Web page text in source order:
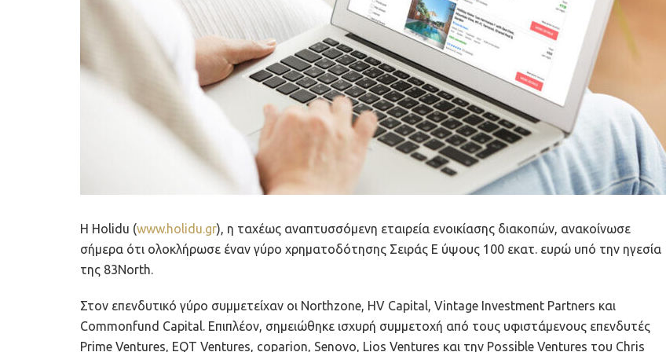
Η Holidu (www.holidu.gr), η ταχέως αναπτυσσόμενη εταιρεία ενοικίασης διακοπών, ανακοίνωσε
σήμερα ότι ολοκλήρωσε έναν γύρο χρηματοδότησης Σειράς Ε ύψους 100 εκατ. ευρώ υπό την ηγεσία
της 83North.
Στον επενδυτικό γύρο συμμετείχαν οι Northzone, HV Capital, Vintage Investment Partners και
Commonfund Capital. Επιπλέον, σημειώθηκε ισχυρή συμμετοχή από τους υφιστάμενους επενδυτές
Prime Ventures, EQT Ventures, coparion, Senovo, Lios Ventures και την Possible Ventures του Chris